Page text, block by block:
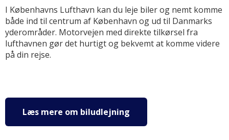
I Københavns Lufthavn kan du leje biler og nemt komme
både ind til centrum af København og ud til Danmarks
yderområder. Motorvejen med direkte tilkørsel fra
lufthavnen gør det hurtigt og bekvemt at komme videre
på din rejse.
Læs mere om biludlejning